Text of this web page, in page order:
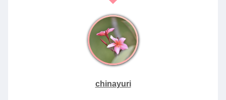
chinayuri